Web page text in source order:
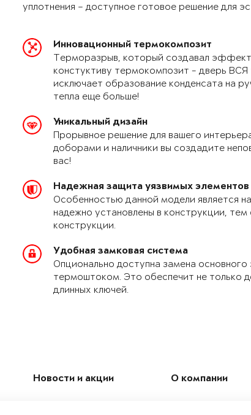
уплотнения – доступное готовое решение для
Инновационный термокомпозит
Терморазрыв, который создавал
констуктиву термокомпозит - дверь ВСЯ
исключает образование конденсата на
тепла еще больше!
Уникальный дизайн
Прорывное решение для вашего
доборами и наличники вы создадите
вас!
Надежная защита уязвимых элементов
Особенностью данной модели является
надежно установлены в конструкции,
конструкции.
Удобная замковая система
Опционально доступна замена
термоштоком. Это обеспечит не только
длинных ключей.
Новости и акции О компании